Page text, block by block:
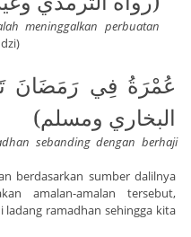
meninggalkan perbuatan
عُمْرَةُ فِي رَمَضَانَ
البخاري ومسلم)
sebanding dengan berhaji
berdasarkan sumber dalilnya
amalan-amalan tersebut,
ramadhan sehingga kita